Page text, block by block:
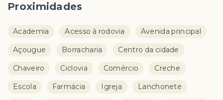
Proximidades
Academia Acesso à rodovia Avenida principal
Açougue Borracharia Centro da cidade
Chaveiro Ciclovia Comércio Creche
Escola Farmácia Igreja Lanchonete